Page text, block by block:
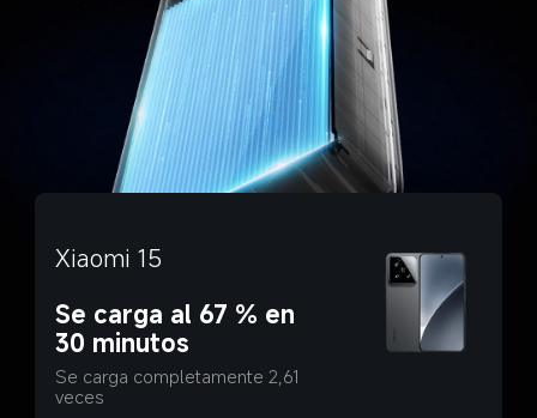
Xiaomi 15
Se carga al 67 % en
30 minutos
Se carga completamente 2,61
veces